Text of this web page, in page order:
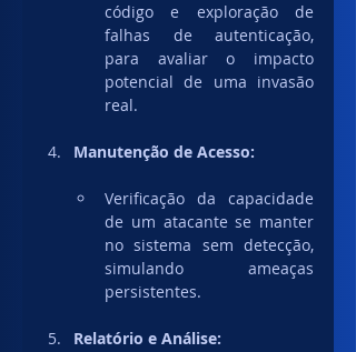
código e exploração de
falhas de autenticação,
para avaliar o impacto
potencial de uma invasão
real.
Manutenção de Acesso:
Verificação da capacidade
de um atacante se manter
no sistema sem detecção,
simulando ameaças
persistentes.
Relatório e Análise: